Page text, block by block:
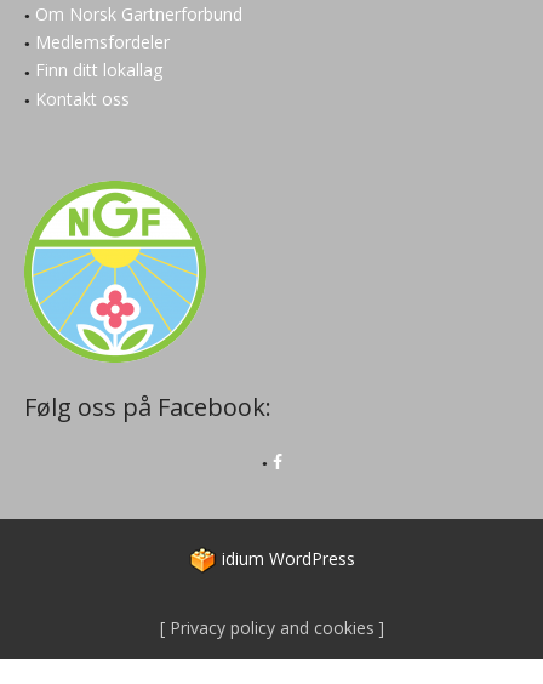
Om Norsk Gartnerforbund
Medlemsfordeler
Finn ditt lokallag
Kontakt oss
Følg oss på Facebook:
idium WordPress
Privacy policy and cookies